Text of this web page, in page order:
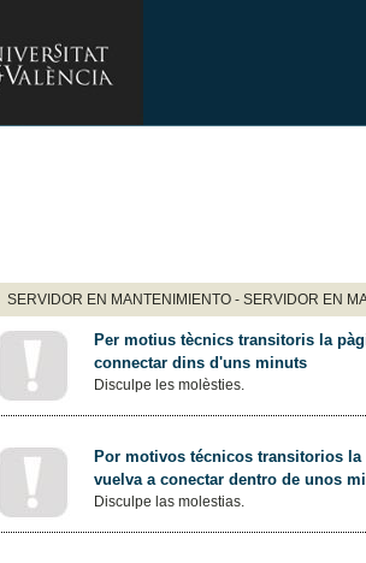
SERVIDOR EN MANTENIMIENTO - SERVIDOR EN
Per motius tècnics transitoris la
connectar dins d'uns minuts
Disculpe les molèsties.
Por motivos técnicos transitorios
vuelva a conectar dentro de unos
Disculpe las molestias.